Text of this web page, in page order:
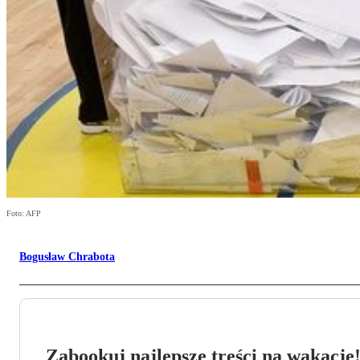
Foto: AFP
Bogusław Chrabota